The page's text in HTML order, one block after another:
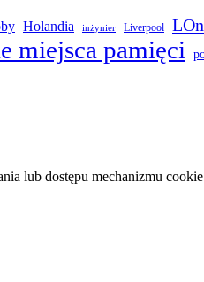
Holandia inżynier Liverpool
miejsca pamięci
lub dostępu mechanizmu